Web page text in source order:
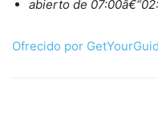
abierto de
Ofrecido por